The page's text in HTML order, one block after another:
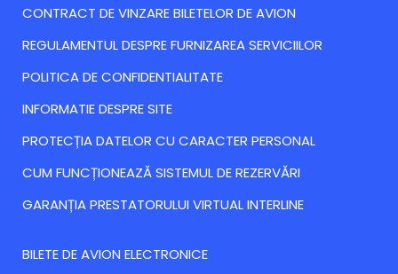
CONTRACT DE VINZARE BILETELOR DE AVION
REGULAMENTUL DESPRE FURNIZAREA SERVICIILOR
POLITICA DE CONFIDENTIALITATE
INFORMATIE DESPRE SITE
PROTECȚIA DATELOR CU CARACTER PERSONAL
CUM FUNCȚIONEAZĂ SISTEMUL DE REZERVĂRI
GARANȚIA PRESTATORULUI VIRTUAL INTERLINE
BILETE DE AVION ELECTRONICE